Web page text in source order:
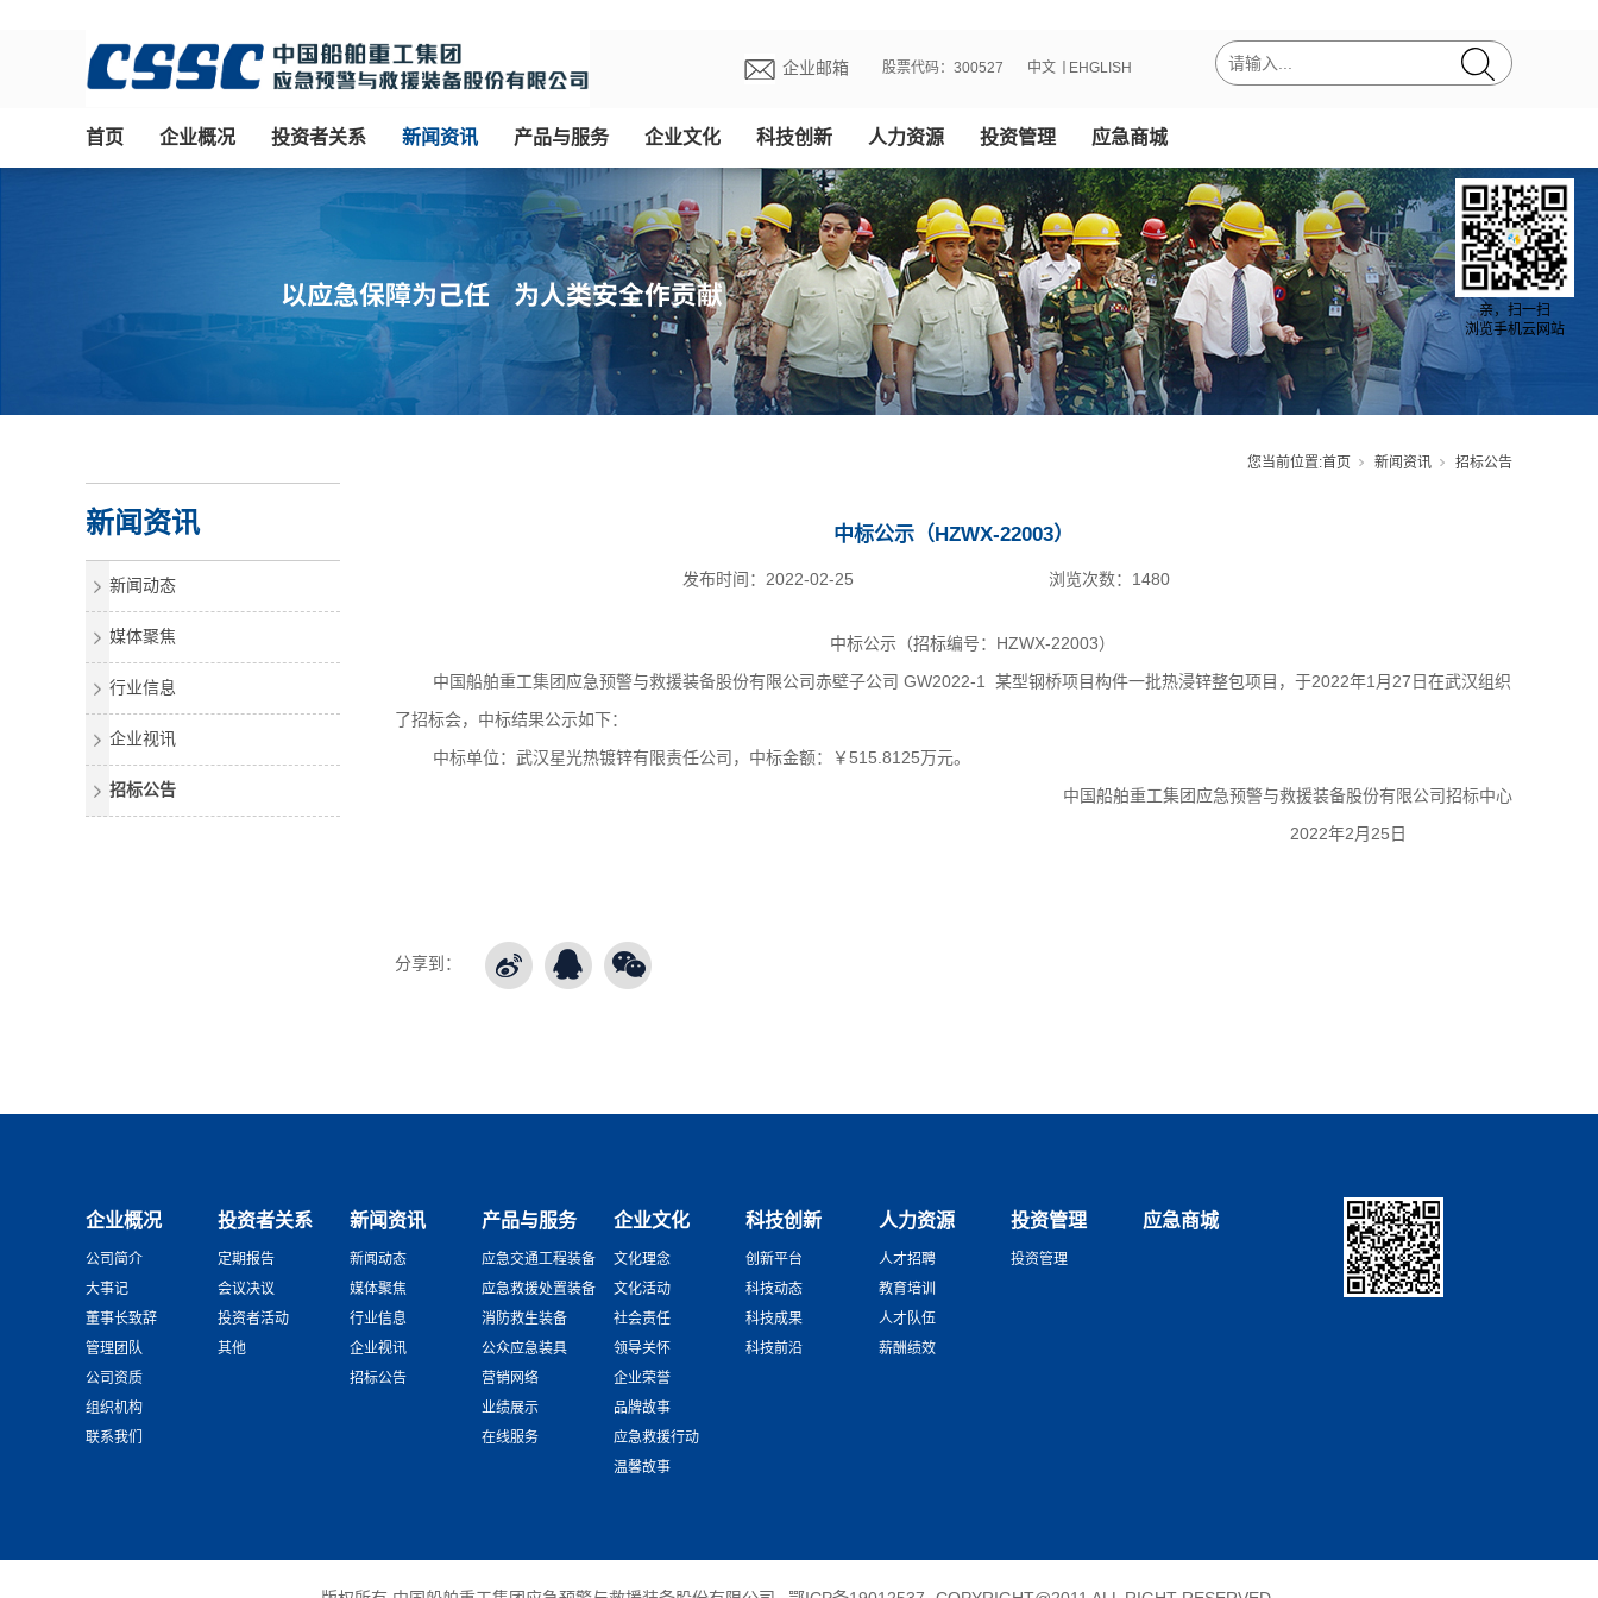
企业邮箱 股票代码：300527 EHGLISH
中文
首页 企业概况 投资者关系 新闻资讯 产品与服务 企业文化 科技创新 人力资源 投资管理 应急商城
您当前位置:首页 新闻资讯 招标公告
新闻资讯
新闻动态
媒体聚焦
行业信息
企业视讯
招标公告
中标公示（HZWX-22003）
2022-02-25
发布时间： 浏览次数： 1480
中标公示（招标编号：HZWX-22003）
中国船舶重工集团应急预警与救援装备股份有限公司赤壁子公司 GW2022-1 某型钢桥项目构件一批热浸锌整包项目， 于2022年1月27日在武汉组织
了招标会，中标结果公示如下：
中标单位：武汉星光热镀锌有限责任公司，中标金额：￥515.8125万元。
中国船舶重工集团应急预警与救援装备股份有限公司招标中心
2022年2月25日
分享到：
企业概况
公司简介
大事记
董事长致辞
管理团队
公司资质
组织机构
联系我们
投资者关系
定期报告
会议决议
投资者活动
其他
新闻资讯
新闻动态
媒体聚焦
行业信息
企业视讯
招标公告
产品与服务
应急交通工程装备
应急救援处置装备
消防救生装备
公众应急装具
营销网络
业绩展示
在线服务
企业文化
文化理念
文化活动
社会责任
领导关怀
企业荣誉
品牌故事
应急救援行动
温馨故事
科技创新
创新平台
科技动态
科技成果
科技前沿
人力资源
人才招聘
教育培训
人才队伍
薪酬绩效
投资管理
投资管理
应急商城
亲，扫一扫
浏览手机云网站